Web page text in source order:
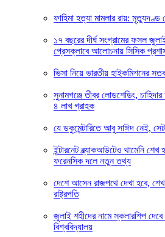
ফাহিমা হত্যা মামলার রায়:
১৭ বছরের দীর্ঘ সংগ্রামের ফসল
প্রেসক্লাবে আলোচনায় সিসিক
ভিসা নিয়ে ভারতীয় হাইকমিশনের
সুনামগঞ্জে তীব্র লোডশেডিং,
৪ লাখ গ্রাহক
যে ডকুমেন্টারিতে আবু সাঈদ নেই,
ইন্টারনেট ব্ল্যাকআউটেও থামেনি শেখ
ফরেনসিক দলে নতুন তথ্য
দেশে আসেন রাজপথে দেখা হবে, শেখ
রাষ্ট্রপতি
জুলাই শহীদের নামে স্কলারশিপ
বিশ্ববিদ্যালয়